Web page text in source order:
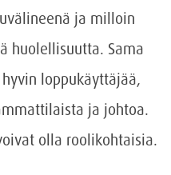
ja milloin
huolellisuutta. Sama
loppukäyttäjää,
ja johtoa.
olla roolikohtaisia.